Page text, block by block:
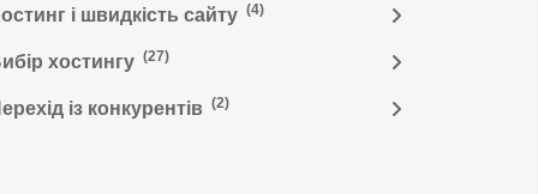
і швидкість сайту (4)
хостингу (27)
із конкурентів (2)